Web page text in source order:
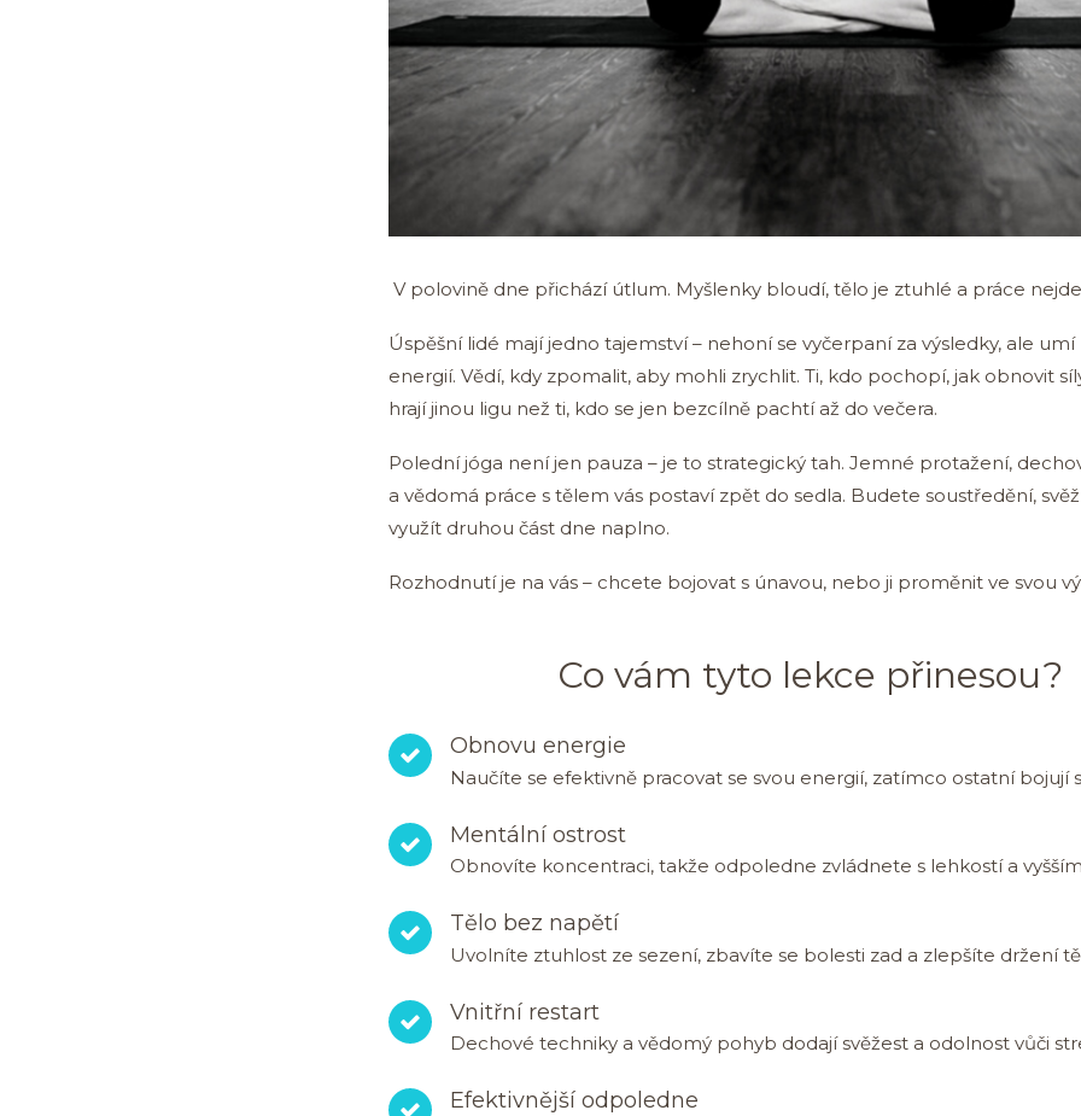
V polovině dne přichází útlum. Myšlenky bloudí, tělo je ztuhlé a práce
Úspěšní lidé mají jedno tajemství – nehoní se vyčerpaní za výsledky, ale
energií. Vědí, kdy zpomalit, aby mohli zrychlit. Ti, kdo pochopí, jak obnovit
hrají jinou ligu než ti, kdo se jen bezcílně pachtí až do večera.
Polední jóga není jen pauza – je to strategický tah. Jemné protažení,
a vědomá práce s tělem vás postaví zpět do sedla. Budete soustředění,
využít druhou část dne naplno.
Rozhodnutí je na vás – chcete bojovat s únavou, nebo ji proměnit ve svou
Co vám tyto lekce přinesou?
Obnovu energie
Naučíte se efektivně pracovat se svou energií, zatímco ostatní bojují
Mentální ostrost
Obnovíte koncentraci, takže odpoledne zvládnete s lehkostí a
Tělo bez napětí
Uvolníte ztuhlost ze sezení, zbavíte se bolesti zad a zlepšíte držení
Vnitřní restart
Dechové techniky a vědomý pohyb dodají svěžest a odolnost vůči
Efektivnější odpoledne